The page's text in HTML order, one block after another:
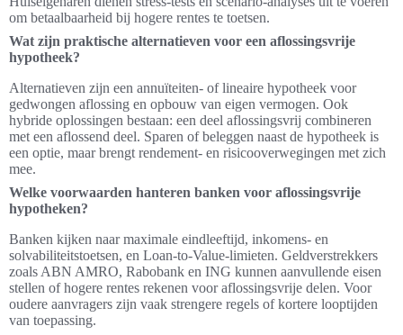
om betaalbaarheid bij hogere rentes te toetsen.
Wat zijn praktische alternatieven voor een aflossingsvrije
hypotheek?
Alternatieven zijn een annuïteiten- of lineaire hypotheek voor
gedwongen aflossing en opbouw van eigen vermogen. Ook
hybride oplossingen bestaan: een deel aflossingsvrij combineren
met een aflossend deel. Sparen of beleggen naast de hypotheek is
een optie, maar brengt rendement- en risicooverwegingen met zich
mee.
Welke voorwaarden hanteren banken voor aflossingsvrije
hypotheken?
Banken kijken naar maximale eindleeftijd, inkomens- en
solvabiliteitstoetsen, en Loan-to-Value-limieten. Geldverstrekkers
zoals ABN AMRO, Rabobank en ING kunnen aanvullende eisen
stellen of hogere rentes rekenen voor aflossingsvrije delen. Voor
oudere aanvragers zijn vaak strengere regels of kortere looptijden
van toepassing.